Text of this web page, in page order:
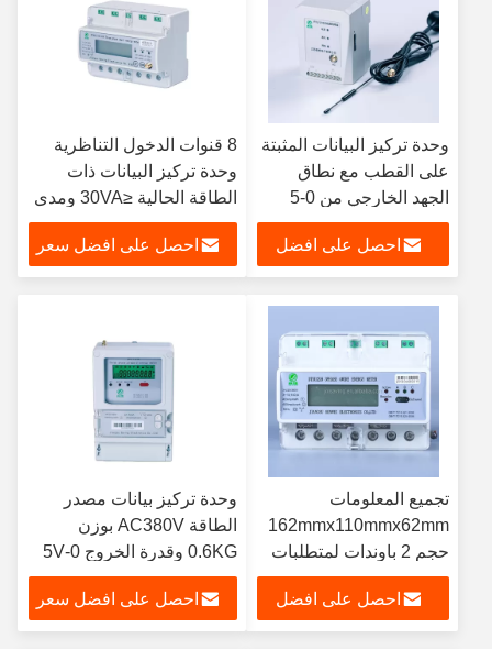
وحدة تركيز البيانات المثبتة
على القطب مع نطاق
الجهد الخارجي من 0-5
فولت
احصل على افضل
8 قنوات الدخول التناظرية
وحدة تركيز البيانات ذات
الطاقة الحالية ≤30VA ومدى
الجهد الخارجي 0-5V
احصل على افضل سعر
تجميع المعلومات
162mmx110mmx62mm
حجم 2 باوندات لمتطلبات
العملاء
احصل على افضل
وحدة تركيز بيانات مصدر
الطاقة AC380V بوزن
0.6KG وقدرة الخروج 0-5V
احصل على افضل سعر